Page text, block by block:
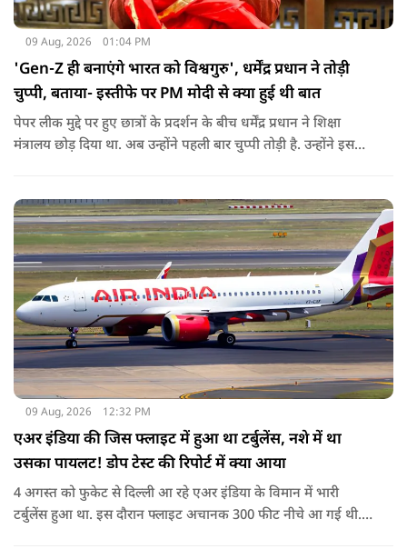
09 Aug, 2026 01:04 PM
'Gen-Z ही बनाएंगे भारत को विश्वगुरु', धर्मेंद्र प्रधान ने तोड़ी
चुप्पी, बताया- इस्तीफे पर PM मोदी से क्या हुई थी बात
पेपर लीक मुद्दे पर हुए छात्रों के प्रदर्शन के बीच धर्मेंद्र प्रधान ने शिक्षा
मंत्रालय छोड़ दिया था. अब उन्होंने पहली बार चुप्पी तोड़ी है. उन्होंने इस
09 Aug, 2026 12:32 PM
एअर इंडिया की जिस फ्लाइट में हुआ था टर्बुलेंस, नशे में था
उसका पायलट! डोप टेस्ट की रिपोर्ट में क्या आया
4 अगस्त को फुकेट से दिल्ली आ रहे एअर इंडिया के विमान में भारी
टर्बुलेंस हुआ था. इस दौरान फ्लाइट अचानक 300 फीट नीचे आ गई थी.